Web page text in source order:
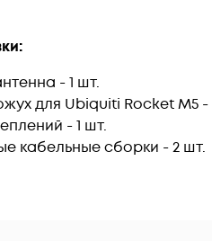
-1 шт.
для Ubiquiti Rocket M5 -
-1 шт.
кабельные сборки - 2 шт.